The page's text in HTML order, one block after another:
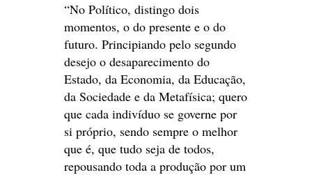
“No Político, distingo dois
momentos, o do presente e o do
futuro. Principiando pelo segundo
desejo o desaparecimento do
Estado, da Economia, da Educação,
da Sociedade e da Metafísica; quero
que cada indivíduo se governe por
si próprio, sendo sempre o melhor
que é, que tudo seja de todos,
repousando toda a produção por um